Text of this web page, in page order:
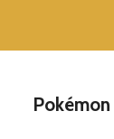
Pokémon